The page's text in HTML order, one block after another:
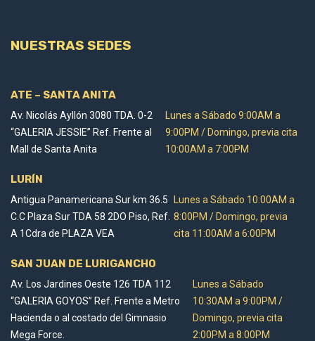
NUESTRAS SEDES
ATE – SANTA ANITA
Av. Nicolás Ayllón 3080 TDA. 0-2
“GALERIA JESSIE” Ref. Frente al
Mall de Santa Anita
Lunes a Sábado 9:00AM a
9:00PM / Domingo, previa cita
10:00AM a 7:00PM
LURÍN
Antigua Panamericana Sur km 36.5
C.C Plaza Sur TDA 58 2DO Piso, Ref.
A 1Cdra de PLAZA VEA
Lunes a Sábado 10:00AM a
8:00PM / Domingo, previa
cita 11:00AM a 6:00PM
SAN JUAN DE LURIGANCHO
Av. Los Jardines Oeste 126 TDA 112
“GALERIA GOYOS” Ref. Frente a Metro
Hacienda o al costado del Gimnasio
Mega Force.
Lunes a Sábado
10:30AM a 9:00PM /
Domingo, previa cita
2:00PM a 8:00PM